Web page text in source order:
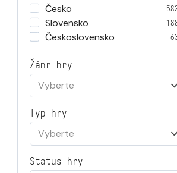
Česko
Slovensko
Československo
Žánr hry
Vyberte
Typ hry
Vyberte
Status hry